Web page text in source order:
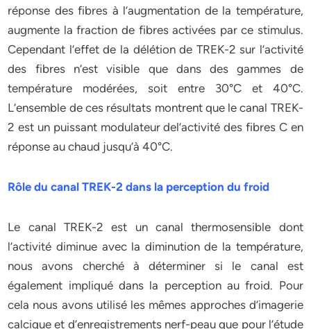
réponse des fibres à l’augmentation de la température,
augmente la fraction de fibres activées par ce stimulus.
Cependant l’effet de la délétion de TREK-2 sur l’activité
des fibres n’est visible que dans des gammes de
température modérées, soit entre 30°C et 40°C.
L’ensemble de ces résultats montrent que le canal TREK-
2 est un puissant modulateur del’activité des fibres C en
réponse au chaud jusqu’à 40°C.
Rôle du canal TREK-2 dans la perception du froid
Le canal TREK-2 est un canal thermosensible dont
l’activité diminue avec la diminution de la température,
nous avons cherché à déterminer si le canal est
également impliqué dans la perception au froid. Pour
cela nous avons utilisé les mêmes approches d’imagerie
calcique et d’enregistrements nerf-peau que pour l’étude